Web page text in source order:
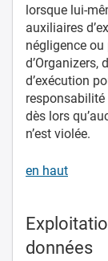
lorsque lui-
auxiliaires
négligence
d’Organizers,
d’exécution
responsabilité
dès lors
n’est violée.
en haut
données